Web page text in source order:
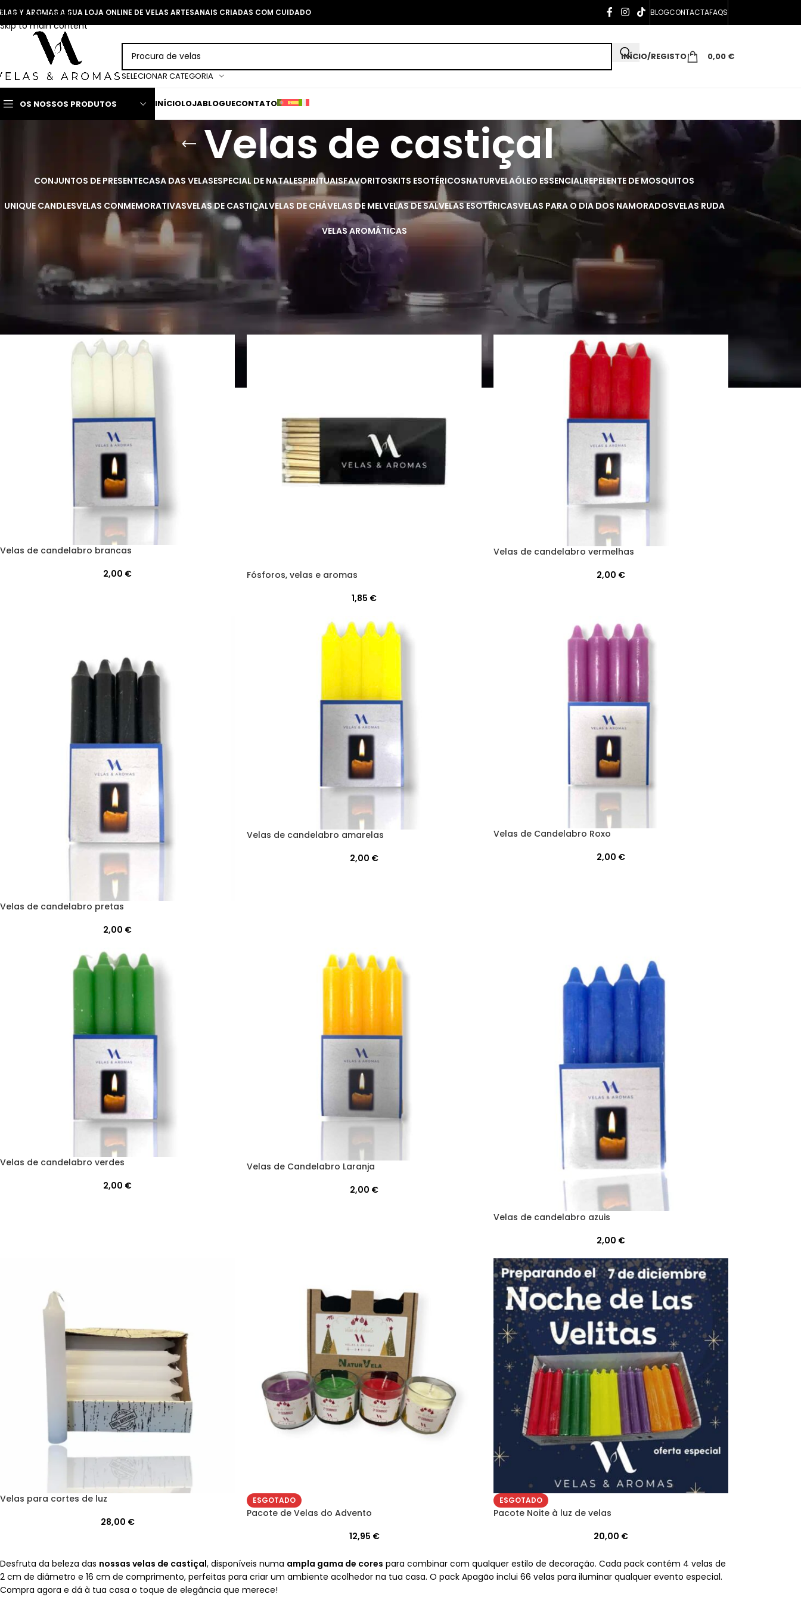
Skip to navigation
Skip to main content
Y AROMAS A SUA LOJA ONLINE DE VELAS ARTESANAIS CRIADAS COM CUIDADO BLOGCONTACTAFAQS
SELECIONAR CATEGORIA
INÍCIO/REGISTO 0,00 €
OS NOSSOS PRODUTOS INÍCIOLOJABLOGUECONTATO
Velas de castiçal
CONJUNTOS DE PRESENTECASA DAS VELASESPECIAL DE NATALESPIRITUAISFAVORITOSKITS ESOTÉRICOSNATURVELAÓLEO ESSENCIALREPELENTE DE MOSQUITOS
UNIQUE CANDLESVELAS CONMEMORATIVASVELAS DE CASTIÇALVELAS DE CHÁVELAS DE MELVELAS DE SALVELAS ESOTÉRICASVELAS PARA O DIA DOS NAMORADOSVELAS RUDA
VELAS AROMÁTICAS
Ilumine a sua casa com as nossas elegantes velas tealight em diferentes cores!
Velas de castiçal Mostrar Todos
Velas de candelabro brancas
2,00 €
Fósforos, velas e aromas
1,85 €
Velas de candelabro vermelhas
2,00 €
Velas de candelabro pretas
2,00 €
Velas de candelabro amarelas
2,00 €
Velas de Candelabro Roxo
2,00 €
Velas de candelabro verdes
2,00 €
Velas de Candelabro Laranja
2,00 €
Velas de candelabro azuis
2,00 €
Velas para cortes de luz
28,00 €
ESGOTADO
Pacote de Velas do Advento
12,95 €
ESGOTADO
Pacote Noite à luz de velas
20,00 €
Desfruta da beleza das nossas velas de castiçal, disponíveis numa ampla gama de cores para combinar com qualquer estilo de decoração. Cada pack contém 4 velas de
2 cm de diâmetro e 16 cm de comprimento, perfeitas para criar um ambiente acolhedor na tua casa. O pack Apagão inclui 66 velas para iluminar qualquer evento especial.
Compra agora e dá à tua casa o toque de elegância que merece!